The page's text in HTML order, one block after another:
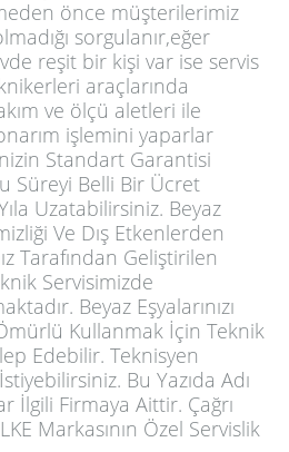
önce müşterilerimiz
sorgulanır,eğer
reşit bir kişi var ise servis
araçlarında
ve ölçü aletleri ile
işlemini yaparlar
Standart Garantisi
Süreyi Belli Bir Ücret
Uzatabilirsiniz. Beyaz
Ve Dış Etkenlerden
Tarafından Geliştirilen
Servisimizde
Beyaz Eşyalarınızı
Kullanmak İçin Teknik
Edebilir. Teknisyen
Bu Yazıda Adı
İlgili Firmaya Aittir. Çağrı
Markasının Özel Servislik